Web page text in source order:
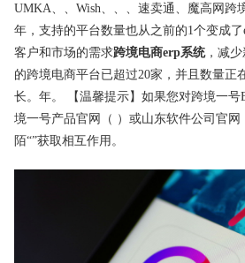
UMKA、、Wish、、、速卖通、魔高网跨
年，支持的平台数量也从之前的1个变成
客户和市场的需求跨境电商erp系统，减
的跨境电商平台已超过20家，并且数量正
长。年。 【温馨提示】如果您对跨境一号
境一号产品官网
（ ）或山东软件公司官
陌“”获取相互作用。